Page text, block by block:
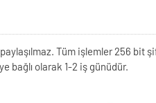
Tüm işlemler 256
bağlı olarak 1-2 iş günüdür.